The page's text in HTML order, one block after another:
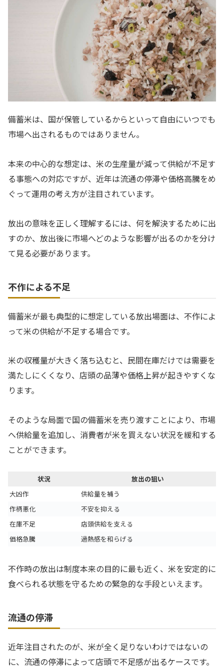
備蓄米は、国が保管しているからといって自由にいつでも
市場へ出されるものではありません。
本来の中心的な想定は、米の生産量が減って供給が不足す
る事態への対応ですが、近年は流通の停滞や価格高騰をめ
ぐって運用の考え方が注目されています。
放出の意味を正しく理解するには、何を解決するために出
すのか、放出後に市場へどのような影響が出るのかを分け
て見る必要があります。
不作による不足
備蓄米が最も典型的に想定している放出場面は、不作によ
って米の供給が不足する場合です。
米の収穫量が大きく落ち込むと、民間在庫だけでは需要を
満たしにくくなり、店頭の品薄や価格上昇が起きやすくな
ります。
そのような局面で国の備蓄米を売り渡すことにより、市場
へ供給量を追加し、消費者が米を買えない状況を緩和する
ことができます。
状況
放出の狙い
大凶作
供給量を補う
作柄悪化
不安を抑える
在庫不足
店頭供給を支える
価格急騰
過熱感を和らげる
不作時の放出は制度本来の目的に最も近く、米を安定的に
食べられる状態を守るための緊急的な手段といえます。
流通の停滞
近年注目されたのが、米が全く足りないわけではないの
に、流通の停滞によって店頭で不足感が出るケースです。